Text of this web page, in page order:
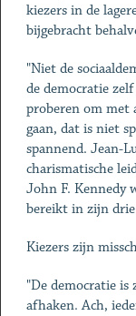
kiezers in de
bijgebracht
"Niet de
de democratie
proberen om met
gaan, dat is niet
spannend. Jean-
charismatische
John F. Kennedy
bereikt in zijn drie
Kiezers zijn
"De democratie is
afhaken. Ach,